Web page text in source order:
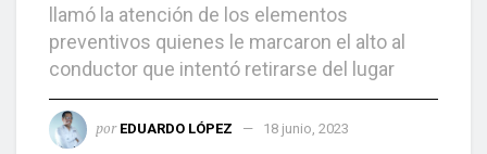
llamó la atención de los elementos
preventivos quienes le marcaron el alto al
conductor que intentó retirarse del lugar
por EDUARDO LÓPEZ 18 junio, 2023